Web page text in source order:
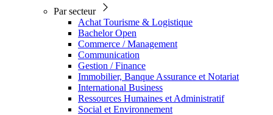
Par secteur
Achat Tourisme & Logistique
Bachelor Open
Commerce / Management
Communication
Gestion / Finance
Immobilier, Banque Assurance et Notariat
International Business
Ressources Humaines et Administratif
Social et Environnement